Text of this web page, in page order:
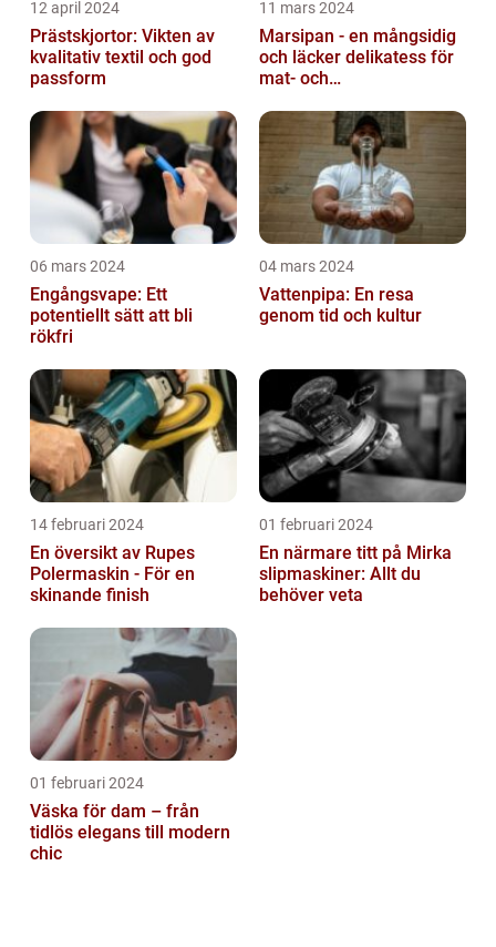
12 april 2024
Prästskjortor: Vikten av
kvalitativ textil och god
passform
11 mars 2024
Marsipan - en mångsidig
och läcker delikatess för
mat- och
06 mars 2024
Engångsvape: Ett
potentiellt sätt att bli
rökfri
04 mars 2024
Vattenpipa: En resa
genom tid och kultur
14 februari 2024
En översikt av Rupes
Polermaskin - För en
skinande finish
01 februari 2024
En närmare titt på Mirka
slipmaskiner: Allt du
behöver veta
01 februari 2024
Väska för dam – från
tidlös elegans till modern
chic